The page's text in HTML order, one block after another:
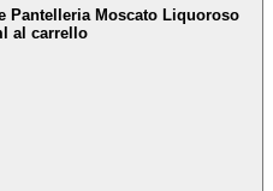
Moscato Liquoroso
al carrello